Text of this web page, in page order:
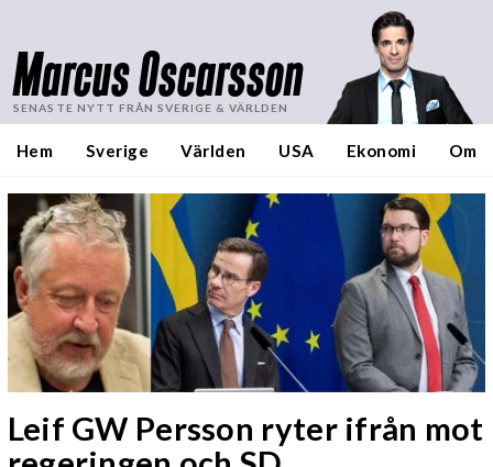
Marcus Oscarsson
SENASTE NYTT FRÅN SVERIGE & VÄRLDEN
Hem Sverige Världen USA Ekonomi Om
Leif GW Persson ryter ifrån mot